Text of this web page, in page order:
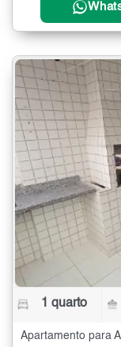
1 quarto
Apartamento para